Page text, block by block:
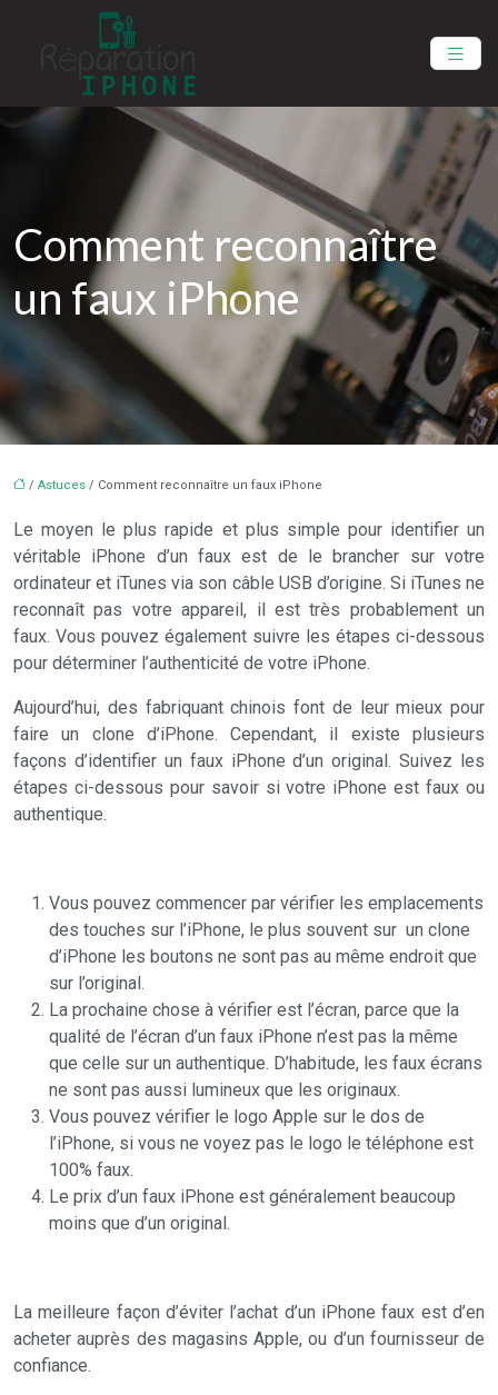
Comment reconnaître
un faux iPhone
/ Astuces / Comment reconnaître un faux iPhone
Le moyen le plus rapide et plus simple pour identifier un
véritable iPhone d’un faux est de le brancher sur votre
ordinateur et iTunes via son câble USB d’origine. Si iTunes ne
reconnaît pas votre appareil, il est très probablement un
faux. Vous pouvez également suivre les étapes ci-dessous
pour déterminer l’authenticité de votre iPhone.
Aujourd’hui, des fabriquant chinois font de leur mieux pour
faire un clone d’iPhone. Cependant, il existe plusieurs
façons d’identifier un faux iPhone d’un original. Suivez les
étapes ci-dessous pour savoir si votre iPhone est faux ou
authentique.
Vous pouvez commencer par vérifier les emplacements
des touches sur l’iPhone, le plus souvent sur ​ un clone
d’iPhone les boutons ne sont pas au même endroit que
sur l’original.
La prochaine chose à vérifier est l’écran, parce que la
qualité de l’écran d’un faux iPhone n’est pas la même
que celle sur un authentique. D’habitude, les faux écrans
ne sont pas aussi lumineux que les originaux.
Vous pouvez vérifier le logo Apple sur le dos de
l’iPhone, si vous ne voyez pas le logo le téléphone est
100% faux.
Le prix d’un faux iPhone est généralement beaucoup
moins que d’un original.
La meilleure façon d’éviter l’achat d’un iPhone faux est d’en
acheter auprès des magasins Apple, ou d’un fournisseur de
confiance.